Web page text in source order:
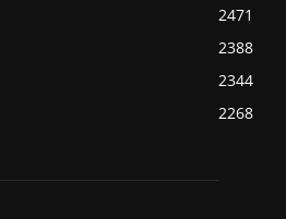
2471
2388
2344
2268